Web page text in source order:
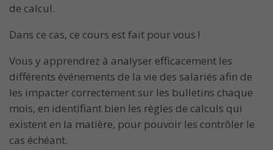
de calcul.
Dans ce cas, ce cours est fait pour vous !
Vous y apprendrez à analyser efficacement les
différents événements de la vie des salariés afin de
les impacter correctement sur les bulletins chaque
mois, en identifiant bien les règles de calculs qui
existent en la matière, pour pouvoir les contrôler le
cas échéant.